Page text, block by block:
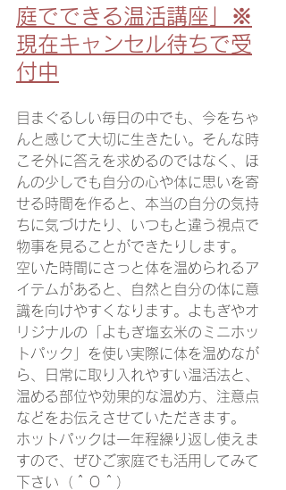
庭でできる温活講座」※
現在キャンセル待ちで受
付中
目まぐるしい毎日の中でも、今をちゃ
んと感じて大切に生きたい。そんな時
こそ外に答えを求めるのではなく、ほ
んの少しでも自分の心や体に思いを寄
せる時間を作ると、本当の自分の気持
ちに気づけたり、いつもと違う視点で
物事を見ることができたりします。
空いた時間にさっと体を温められるア
イテムがあると、自然と自分の体に意
識を向けやすくなります。よもぎやオ
リジナルの「よもぎ塩玄米のミニホッ
トパック」を使い実際に体を温めなが
ら、日常に取り入れやすい温活法と、
温める部位や効果的な温め方、注意点
などをお伝えさせていただきます。
ホットパックは一年程繰り返し使えま
すので、ぜひご家庭でも活用してみて
下さい（＾Ｏ＾）